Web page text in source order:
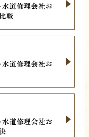
道修理会社お
較
道修理会社お
道修理会社お